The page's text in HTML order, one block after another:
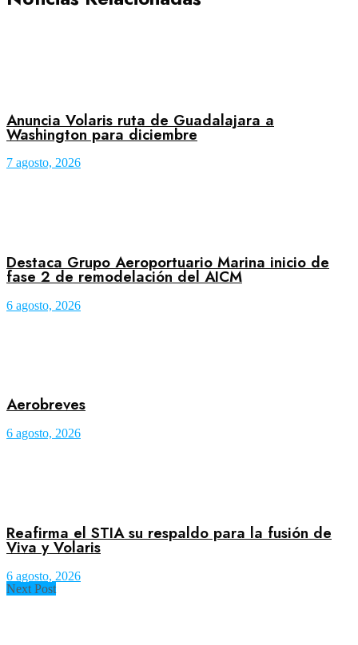
Anuncia Volaris ruta de Guadalajara a
Washington para diciembre
7 agosto, 2026
Destaca Grupo Aeroportuario Marina inicio de
fase 2 de remodelación del AICM
6 agosto, 2026
Aerobreves
6 agosto, 2026
Reafirma el STIA su respaldo para la fusión de
Viva y Volaris
6 agosto, 2026
Next Post